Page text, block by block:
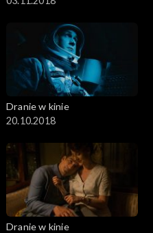
Dranie w kinie
20.10.2018
Dranie w kinie